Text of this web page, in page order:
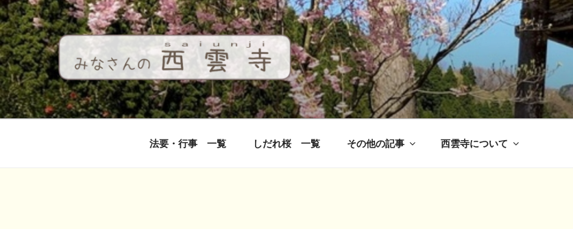
コ
ン
テ
ン
ツ
へ
ス
キ
西雲寺
しだれ桜となんまんだぶつ
法要・行事 一覧 しだれ桜 一覧 その他の記事 西雲寺について